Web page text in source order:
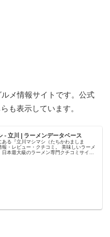
メ情報サイトです。公式
も表示しています。
- 立川 | ラーメンデータベース
ある『立川マシマシ（たちかわましま
報・レビュー・クチコミ。 美味しいラーメ
日本最大級のラーメン専門クチコミサイト